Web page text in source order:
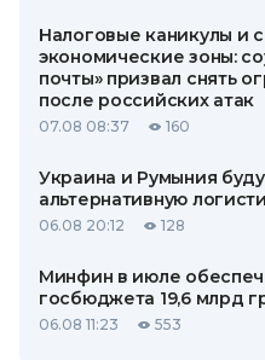
Налоговые каникулы и
экономические зоны:
почты» призвал снять
после российских атак
07.08 08:37 160
Украина и Румыния
альтернативную
06.08 20:12 128
Минфин в июле
госбюджета 19,6 млрд
06.08 11:23 553